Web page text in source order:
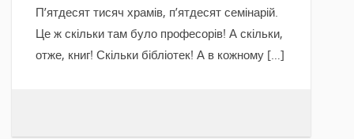
П’ятдесят тисяч храмів, п’ятдесят семінарій.
Це ж скільки там було професорів! А скільки,
отже, книг! Скільки бібліотек! А в кожному […]